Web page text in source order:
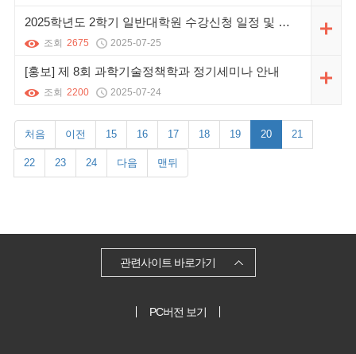
2025학년도 2학기 일반대학원 수강신청 일정 및 유의사항 안내
조회 2675 2025-07-25
[홍보] 제 8회 과학기술정책학과 정기세미나 안내
조회 2200 2025-07-24
처음 이전 15 16 17 18 19 20 21
22 23 24 다음 맨뒤
관련사이트 바로가기
PC버전 보기